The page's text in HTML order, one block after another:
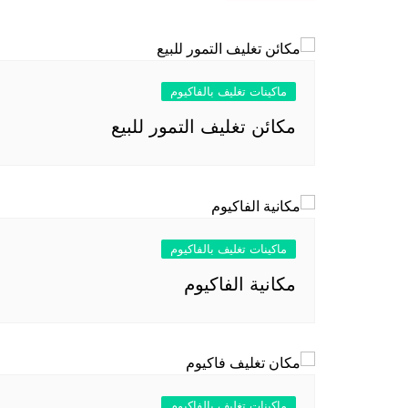
المقالات
ماكينات تغليف بالفاكيوم
مكائن تغليف التمور للبيع
ماكينات تغليف بالفاكيوم
مكانية الفاكيوم